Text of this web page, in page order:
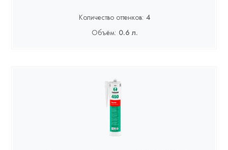
Количество оттенков: 4
Объём: 0.6 л.